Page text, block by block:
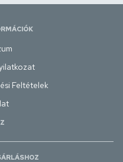
Feltételek